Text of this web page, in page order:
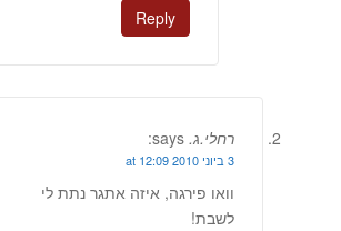
Reply
רחלי.ג. says:
3 ביוני 2010 at 12:09
וואו פירגה, איזה אתגר נתת לי
לשבת!